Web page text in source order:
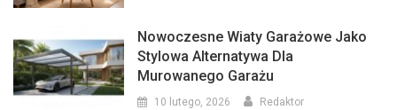
Nowoczesne Wiaty Garażowe Jako
Stylowa Alternatywa Dla
Murowanego Garażu
10 lutego, 2026 Redaktor